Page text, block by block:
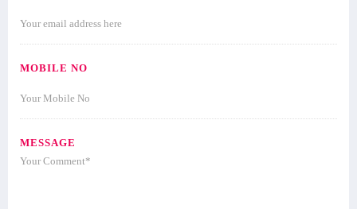
MOBILE NO
MESSAGE